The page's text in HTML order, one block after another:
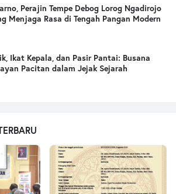
Perajin Tempe Debog Lorog Ngadirojo
Menjaga Rasa di Tengah Pangan Modern
Ikat Kepala, dan Pasir Pantai: Busana
Pacitan dalam Jejak Sejarah